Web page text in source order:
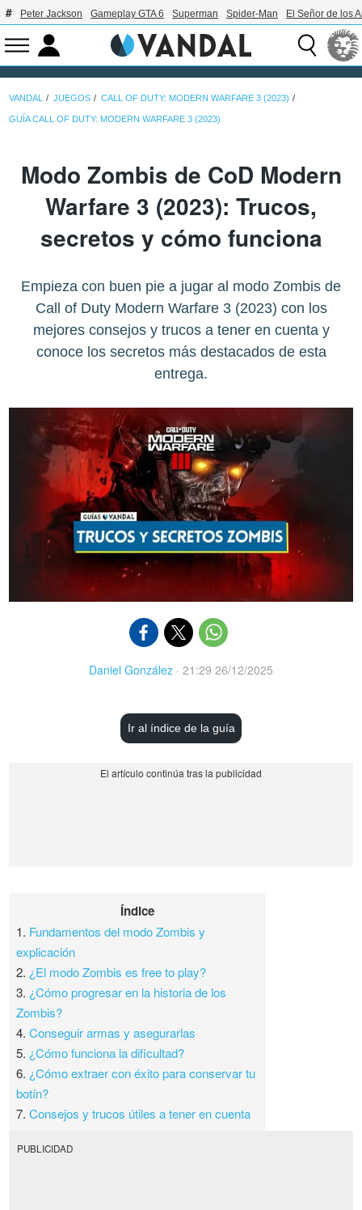
Peter Jackson Gameplay GTA 6 Superman Spider-Man El Señor de los
VANDAL JUEGOS CALL OF DUTY: MODERN WARFARE 3 (2023)
GUÍA CALL OF DUTY: MODERN WARFARE 3 (2023)
Modo Zombis de CoD Modern
Warfare 3 (2023): Trucos,
secretos y cómo funciona
Empieza con buen pie a jugar al modo Zombis de
Call of Duty Modern Warfare 3 (2023) con los
mejores consejos y trucos a tener en cuenta y
conoce los secretos más destacados de esta
entrega.
Daniel González · 21:29 26/12/2025
Ir al índice de la guía
Índice
1. Fundamentos del modo Zombis y
explicación
2. ¿El modo Zombis es free to play?
3. ¿Cómo progresar en la historia de los
Zombis?
4.Conseguir armas y asegurarlas
5. ¿Cómo funciona la dificultad?
6. ¿Cómo extraer con éxito para conservar tu
botín?
7.Consejos y trucos útiles a tener en cuenta
PUBLICIDAD